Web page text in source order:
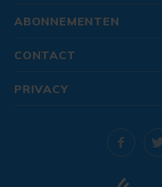
ABONNEMENTEN
CONTACT
PRIVACY